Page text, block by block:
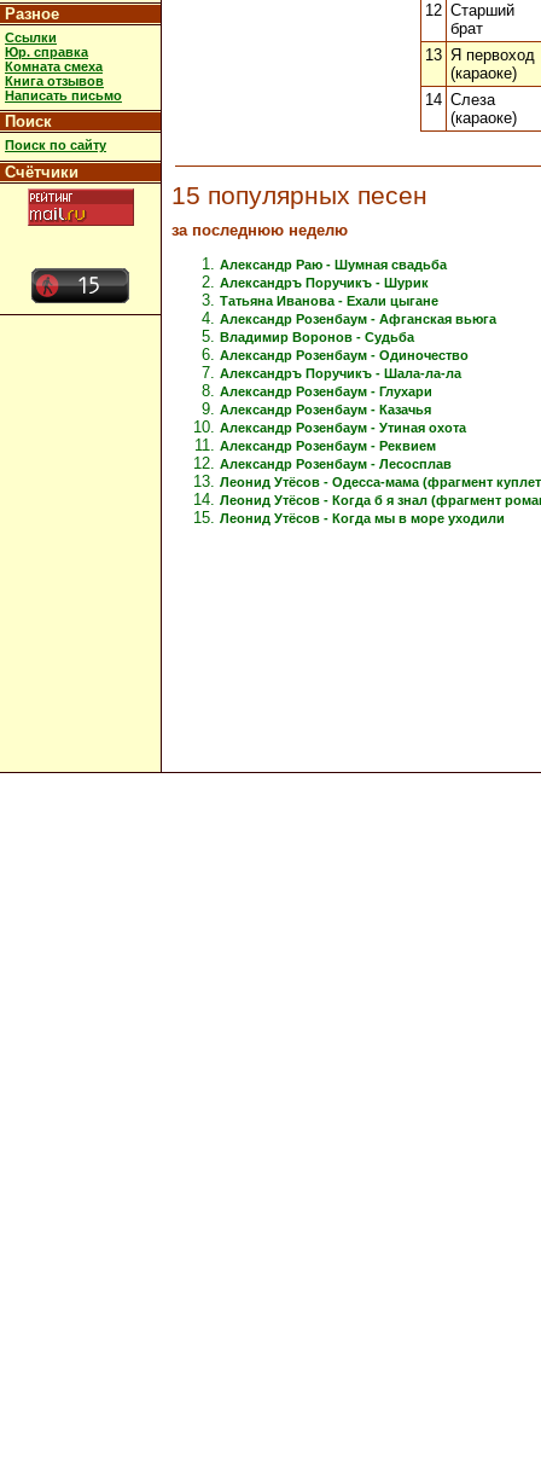
Разное
Ссылки
Юр. справка
Комната смеха
Книга отзывов
Написать письмо
Поиск
Поиск по сайту
Счётчики
12 Старший
брат
13 Я первоход
(караоке)
14 Слеза
(караоке)
15 популярных песен
за последнюю неделю
Александр Раю - Шумная свадьба
Александръ Поручикъ - Шурик
Татьяна Иванова - Ехали цыгане
Александр Розенбаум - Афганская вьюга
Владимир Воронов - Судьба
Александр Розенбаум - Одиночество
Александръ Поручикъ - Шала-ла-ла
Александр Розенбаум - Глухари
Александр Розенбаум - Казачья
Александр Розенбаум - Утиная охота
Александр Розенбаум - Реквием
Александр Розенбаум - Лесосплав
Леонид Утёсов - Одесса-мама (фрагмент
Леонид Утёсов - Когда б я знал (фрагмент
Леонид Утёсов - Когда мы в море уходили